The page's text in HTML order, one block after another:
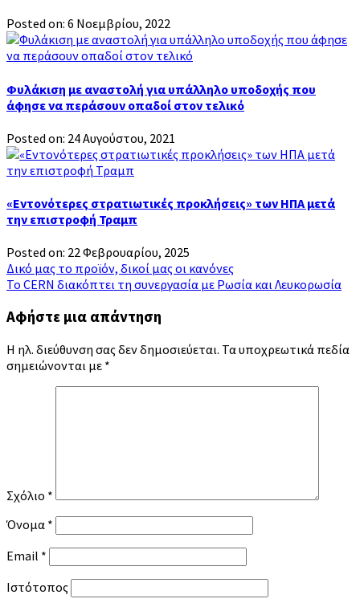
Posted on: 6 Νοεμβρίου, 2022
Φυλάκιση με αναστολή για υπάλληλο υποδοχής που
άφησε να περάσουν οπαδοί στον τελικό
Posted on: 24 Αυγούστου, 2021
«Εντονότερες στρατιωτικές προκλήσεις» των ΗΠΑ μετά
την επιστροφή Τραμπ
Posted on: 22 Φεβρουαρίου, 2025
Πλοήγηση
άρθρων
Δικό μας το προϊόν, δικοί μας οι κανόνες
To CERN διακόπτει τη συνεργασία με Ρωσία και Λευκορωσία
Αφήστε μια απάντηση
Η ηλ. διεύθυνση σας δεν δημοσιεύεται. Τα υποχρεωτικά πεδία
σημειώνονται με *
Σχόλιο *
Όνομα *
Email *
Ιστότοπος